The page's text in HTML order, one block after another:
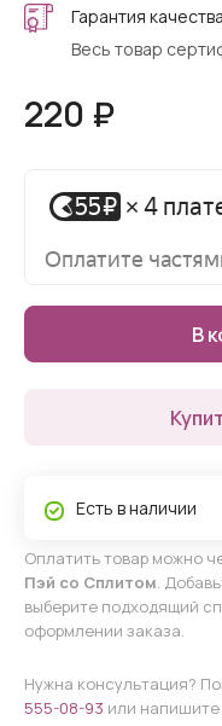
Гарантия качества
Весь товар
220 ₽
В
Есть в наличии
Оплатить товар можно
Пэй со Сплитом.
выберите подходящий
оформлении заказа.
Нужна консультация?
555-08-93 или